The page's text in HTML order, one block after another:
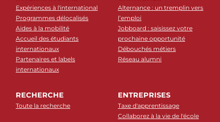
Expériences à l'international
Programmes délocalisés
Aides à la mobilité
Accueil des étudiants
internationaux
Partenaires et labels
internationaux
Alternance : un tremplin vers
l’emploi
Jobboard : saisissez votre
prochaine opportunité
Débouchés métiers
Réseau alumni
RECHERCHE
Toute la recherche
ENTREPRISES
Taxe d'apprentissage
Collaborez à la vie de l'école